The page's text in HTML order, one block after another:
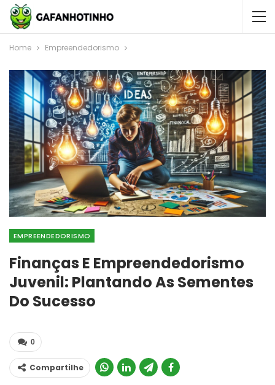
Home Empreendedorismo
EMPREENDEDORISMO
Finanças E Empreendedorismo
Juvenil: Plantando As Sementes
Do Sucesso
0
Compartilhe